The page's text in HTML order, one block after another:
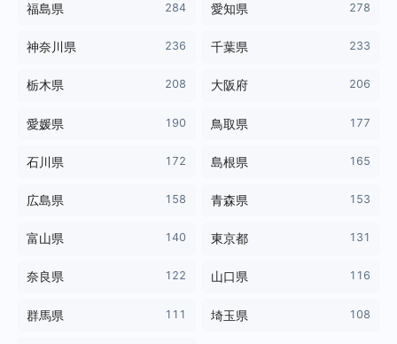
福島県 284 愛知県 278
神奈川県 236 千葉県 233
栃木県 208 大阪府 206
愛媛県 190 鳥取県 177
石川県 172 島根県 165
広島県 158 青森県 153
富山県 140 東京都 131
奈良県 122 山口県 116
群馬県 111 埼玉県 108